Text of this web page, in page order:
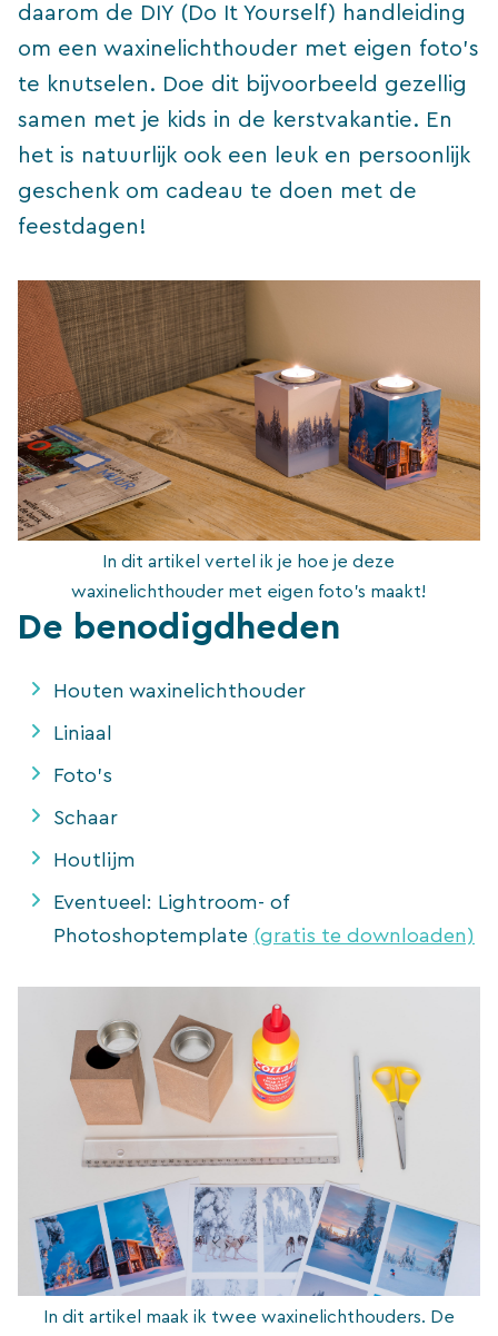
daarom de DIY (Do It Yourself) handleiding
om een waxinelichthouder met eigen foto’s
te knutselen. Doe dit bijvoorbeeld gezellig
samen met je kids in de kerstvakantie. En
het is natuurlijk ook een leuk en persoonlijk
geschenk om cadeau te doen met de
feestdagen!
In dit artikel vertel ik je hoe je deze
waxinelichthouder met eigen foto’s maakt!
De benodigdheden
Houten waxinelichthouder
Liniaal
Foto’s
Schaar
Houtlijm
Eventueel: Lightroom- of
Photoshoptemplate (gratis te downloaden)
In dit artikel maak ik twee waxinelichthouders. De